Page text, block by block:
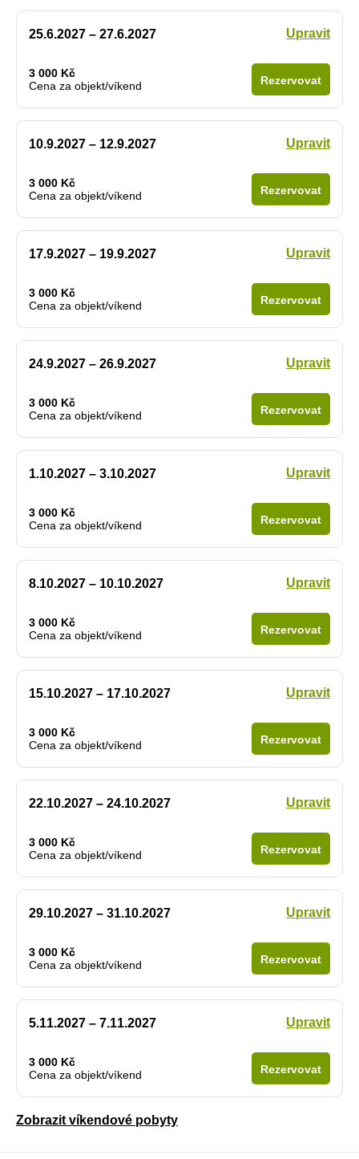
25.6.2027 – 27.6.2027 Upravit
3 000 Kč
Cena za objekt/víkend
Rezervovat
10.9.2027 – 12.9.2027 Upravit
3 000 Kč
Cena za objekt/víkend
Rezervovat
17.9.2027 – 19.9.2027 Upravit
3 000 Kč
Cena za objekt/víkend
Rezervovat
24.9.2027 – 26.9.2027 Upravit
3 000 Kč
Cena za objekt/víkend
Rezervovat
1.10.2027 – 3.10.2027 Upravit
3 000 Kč
Cena za objekt/víkend
Rezervovat
8.10.2027 – 10.10.2027 Upravit
3 000 Kč
Cena za objekt/víkend
Rezervovat
15.10.2027 – 17.10.2027 Upravit
3 000 Kč
Cena za objekt/víkend
Rezervovat
22.10.2027 – 24.10.2027 Upravit
3 000 Kč
Cena za objekt/víkend
Rezervovat
29.10.2027 – 31.10.2027 Upravit
3 000 Kč
Cena za objekt/víkend
Rezervovat
5.11.2027 – 7.11.2027 Upravit
3 000 Kč
Cena za objekt/víkend
Rezervovat
Zobrazit víkendové pobyty